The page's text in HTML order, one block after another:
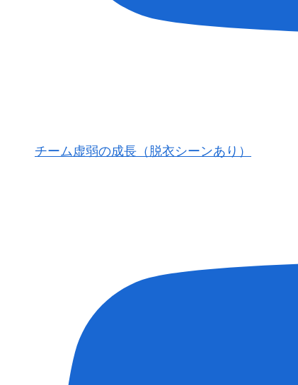
チーム虚弱の成長（脱衣シーンあり）